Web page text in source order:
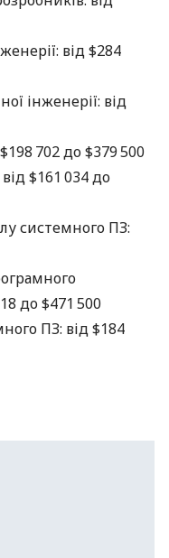
від $284
інженерії: від
702 до $379 500
$161 034 до
системного ПЗ:
до $471 500
ПЗ: від $184